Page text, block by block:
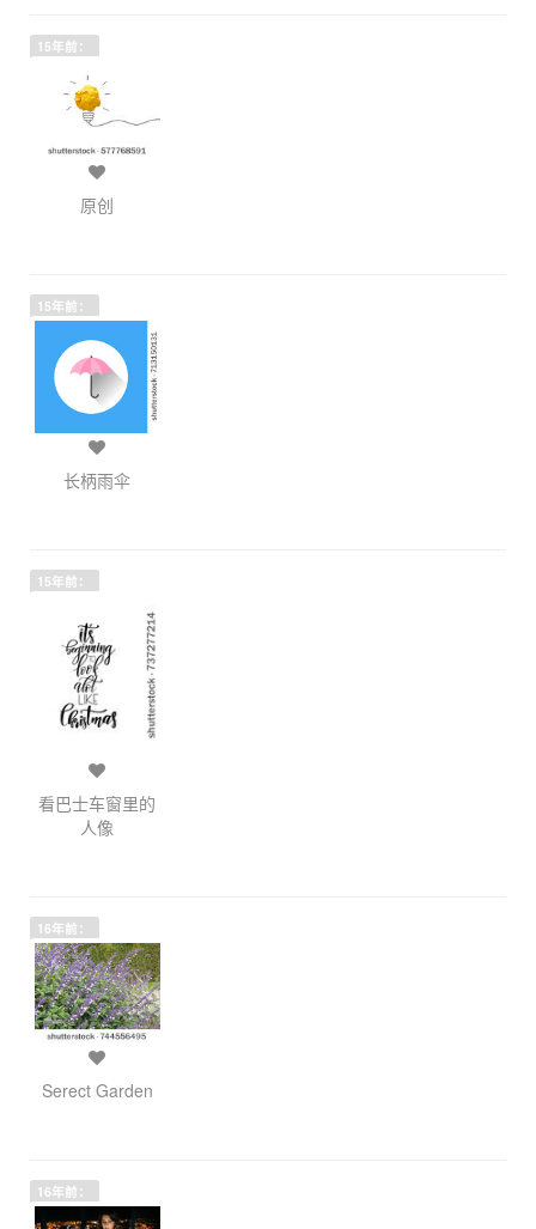
15年前：
原创
15年前：
长柄雨伞
15年前：
看巴士车窗里的
人像
16年前：
Serect Garden
16年前：